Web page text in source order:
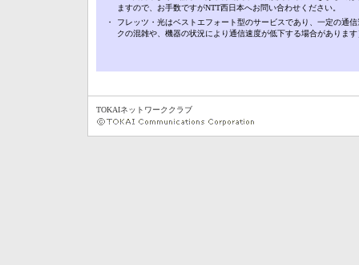
ますので、お手数ですがNTT西日本へお問い合わせください。
・
フレッツ・光はベストエフォート型のサービスであり、一定の通
クの混雑や、機器の状況により通信速度が低下する場合があります
TOKAIネットワーククラブ